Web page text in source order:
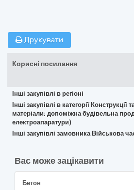
Друкувати
Корисні посилання
Інші закупівлі в регіоні
Інші закупівлі в категорії Конструкції
матеріали; допоміжна будівельна
електроапаратури)
Інші закупівлі замовника Військова
Вас може зацікавити
Бетон